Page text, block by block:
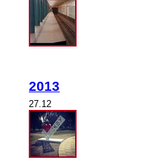
2013
27.12